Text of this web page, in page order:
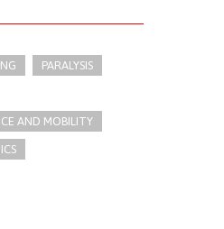
PARALYSIS
AND MOBILITY